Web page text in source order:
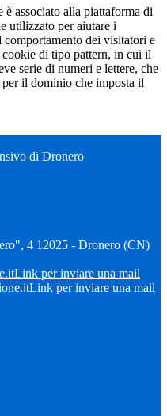
associato alla piattaforma di
utilizzato per aiutare i
dei visitatori e
di tipo pattern, in cui il
serie di numeri e lettere, che
il dominio che imposta il
di Dronero
4 12025 - Dronero (CN)
Link per inviare una mail
Link per inviare una mail